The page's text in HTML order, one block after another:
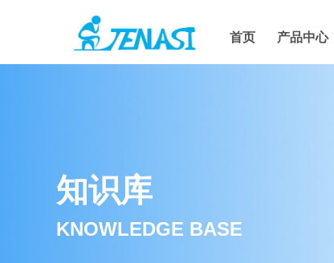
首页 产品中心
知识库
KNOWLEDGE BASE